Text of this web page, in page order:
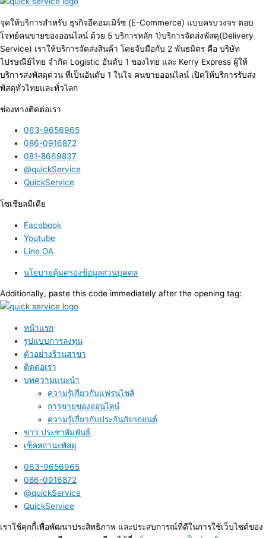
จุดให้บริการสำหรับ ธุรกิจอีคอมเมิร์ซ (E-Commerce) แบบครบวงจร ตอบ
โจทย์คนขายของออนไลน์ ด้วย 5 บริการหลัก 1)บริการจัดส่งพัสดุ(Delivery
Service) เราให้บริการจัดส่งสินค้า โดยจับมือกับ 2 พันธมิตร คือ บริษัท
ไปรษณีย์ไทย จำกัด Logistic อันดับ 1 ของไทย และ Kerry Express ผู้ให้
บริการส่งพัสดุด่วน ที่เป็นอันดับ 1 ในใจ คนขายออนไลน์ เปิดให้บริการรับส่ง
พัสดุทั่วไทยและทั่วโลก
ช่องทางติดต่อเรา
063-9656965
086-0916872
081-8669837
@quickService
QuickService
โซเชียลมีเดีย
Facebook
Youtube
Line OA
นโยบายคุ้มครองข้อมูลส่วนบุคคล
Additionally, paste this code immediately after the opening tag:
หน้าแรก
รูปแบบการลงทุน
ตัวอย่างร้านสาขา
ติดต่อเรา
บทความแนะนำ
ความรู้เกี่ยวกับแฟรนไชส์
การขายของออนไลน์
ความรู้เกี่ยวกับประกันภัยรถยนต์
ข่าว ประชาสัมพันธ์
เช็คสถานะพัสดุ
063-9656965
086-0916872
@quickService
QuickService
เราใช้คุกกี้เพื่อพัฒนาประสิทธิภาพ และประสบการณ์ที่ดีในการใช้เว็บไซต์ของ